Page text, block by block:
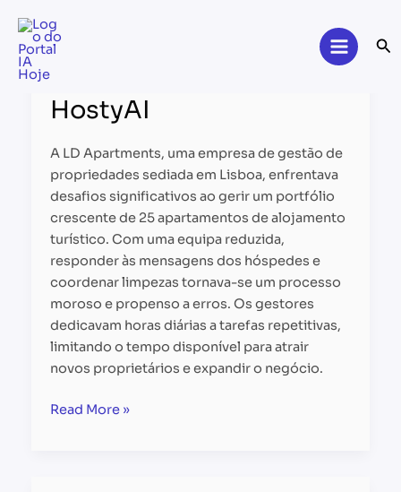
content
HostyAI
A LD Apartments, uma empresa de gestão de
propriedades sediada em Lisboa, enfrentava
desafios significativos ao gerir um portfólio
crescente de 25 apartamentos de alojamento
turístico. Com uma equipa reduzida,
responder às mensagens dos hóspedes e
coordenar limpezas tornava-se um processo
moroso e propenso a erros. Os gestores
dedicavam horas diárias a tarefas repetitivas,
limitando o tempo disponível para atrair
novos proprietários e expandir o negócio.
Read More »